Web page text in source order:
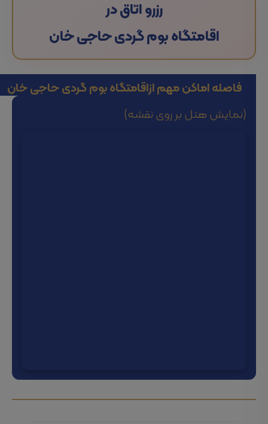
رزرو اتاق در
اقامتگاه بوم گردی حاجی خان
فاصله اماکن مهم ازاقامتگاه بوم گردی حاجی خان
(نمایش هتل بر روی نقشه)